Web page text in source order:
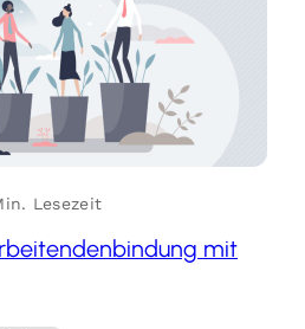
Lesezeit
mit